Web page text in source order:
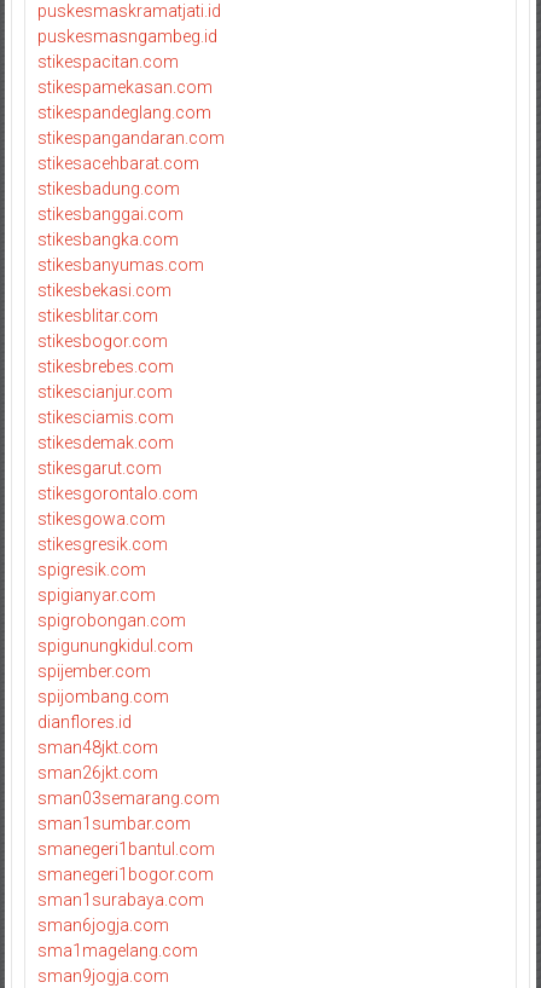
puskesmaskramatjati.id
puskesmasngambeg.id
stikespacitan.com
stikespamekasan.com
stikespandeglang.com
stikespangandaran.com
stikesacehbarat.com
stikesbadung.com
stikesbanggai.com
stikesbangka.com
stikesbanyumas.com
stikesbekasi.com
stikesblitar.com
stikesbogor.com
stikesbrebes.com
stikescianjur.com
stikesciamis.com
stikesdemak.com
stikesgarut.com
stikesgorontalo.com
stikesgowa.com
stikesgresik.com
spigresik.com
spigianyar.com
spigrobongan.com
spigunungkidul.com
spijember.com
spijombang.com
dianflores.id
sman48jkt.com
sman26jkt.com
sman03semarang.com
sman1sumbar.com
smanegeri1bantul.com
smanegeri1bogor.com
sman1surabaya.com
sman6jogja.com
sma1magelang.com
sman9jogja.com